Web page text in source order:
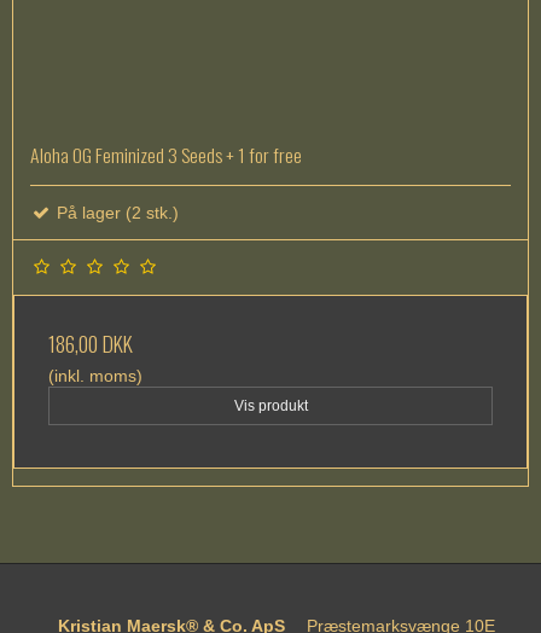
Aloha OG Feminized 3 Seeds + 1 for free
På lager (2 stk.)
186,00 DKK
(inkl. moms)
Vis produkt
Kristian Maersk® & Co. ApS Præstemarksvænge 10E